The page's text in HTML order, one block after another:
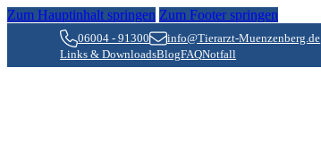
Zum Hauptinhalt springen Zum Footer springen
06004 - 91300
info@Tierarzt-Muenzenberg.de
Links & DownloadsBlogFAQNotfall